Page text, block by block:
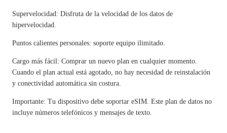
Supervelocidad: Disfruta de la velocidad de los datos de
hipervelocidad.
Puntos calientes personales: soporte equipo ilimitado.
Cargo más fácil: Comprar un nuevo plan en cualquier momento.
Cuando el plan actual está agotado, no hay necesidad de reinstalación
y conectividad automática sin costura.
Importante: Tu dispositivo debe soportar eSIM. Este plan de datos no
incluye números telefónicos y mensajes de texto.